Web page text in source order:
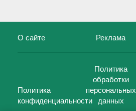
О сайте Реклама
Политика
конфиденциальности
Политика
обработки
персональных
данных